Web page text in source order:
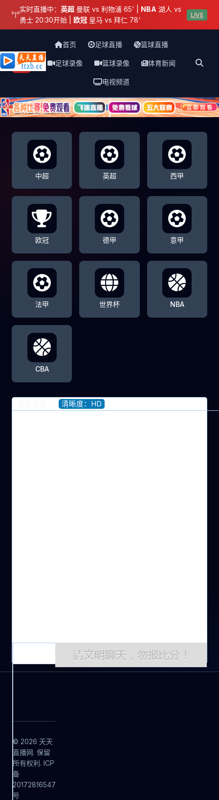
实时直播中： 英超 曼联 vs 利物浦 65' | NBA 湖人 vs
勇士 20:30开始 | 欧冠 皇马 vs 拜仁 78'
LIVE
天天直播网
首页 足球直播 篮球直播
足球录像 篮球录像 体育新闻
电视频道
中超 英超 西甲
欧冠 德甲 意甲
法甲 世界杯 NBA
CBA
清晰度：HD
© 2026 天天
直播网. 保留
所有权利. ICP
备
20172816547
号